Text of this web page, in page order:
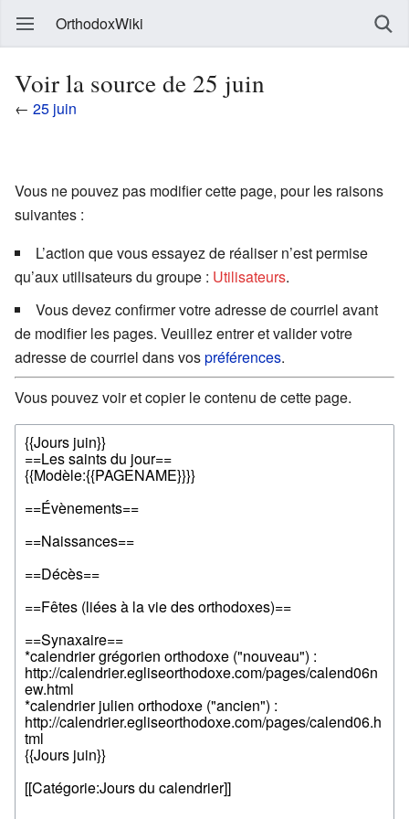
OrthodoxWiki
Voir la source de 25 juin
← 25 juin
Vous ne pouvez pas modifier cette page, pour les raisons
suivantes :
L’action que vous essayez de réaliser n’est permise
qu’aux utilisateurs du groupe : Utilisateurs.
Vous devez confirmer votre adresse de courriel avant
de modifier les pages. Veuillez entrer et valider votre
adresse de courriel dans vospréférences.
Vous pouvez voir et copier le contenu de cette page.